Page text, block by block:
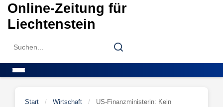
Online-Zeitung für
Liechtenstein
Search
Search
Start / Wirtschaft /
US-Finanzministerin: Kein